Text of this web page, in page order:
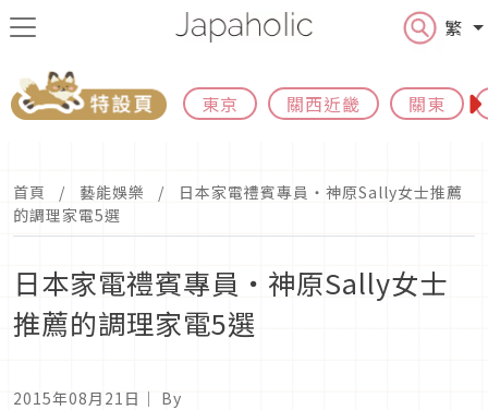
繁
東京 關西近畿 關東
首頁 藝能娛樂
日本家電禮賓專員‧神原Sally女士推薦
的調理家電5選
日本家電禮賓專員‧神原Sally女士
推薦的調理家電5選
2015年08月21日 ｜ By